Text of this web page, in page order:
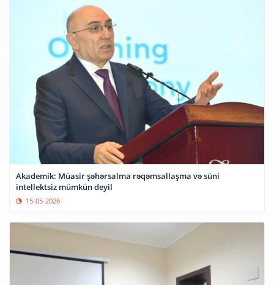
Akademik: Müasir şəhərsalma rəqəmsallaşma və süni
intellektsiz mümkün deyil
15-05-2026